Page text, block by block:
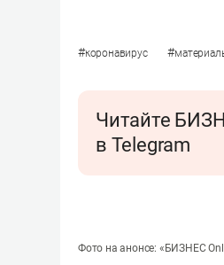
#коронавирус #
Читайте
в Telegram
Фото на анонсе: «БИЗНЕС